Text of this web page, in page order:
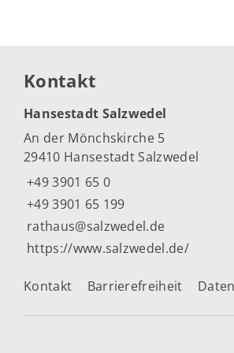
Kontakt
Hansestadt Salzwedel
An der Mönchskirche 5
29410 Hansestadt Salzwedel
+49 3901 65 0
+49 3901 65 199
rathaus@salzwedel.de
https://www.salzwedel.de/
Kontakt Barrierefreiheit